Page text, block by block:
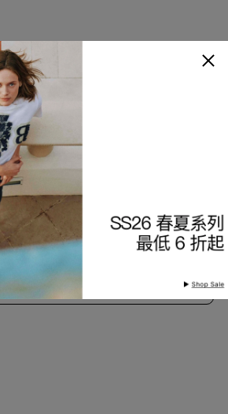
索取到貨通知
加入願望清單